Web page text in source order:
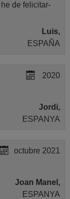
de felicitar-
Luis,
ESPAÑA
2020
Jordi,
ESPANYA
octubre 2021
Joan Manel,
ESPANYA